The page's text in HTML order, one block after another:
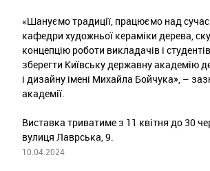
«Шануємо традиції, працюємо над
кафедри художньої кераміки дерева,
концепцію роботи викладачів і
зберегти Київську державну академію
і дизайну імені Михайла Бойчука», –
академії.
Виставка триватиме з 11 квітня до 30
вулиця Лаврська, 9.
10.04.2024